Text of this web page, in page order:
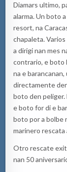
Diamars ultimo,
alarma. Un boto
resort, na
chapaleta.
a dirigi nan mes
contrario, e boto
na e
directamente
boto den
e boto for di e
boto por a bolbe
marinero rescata
Otro rescate
nan 50